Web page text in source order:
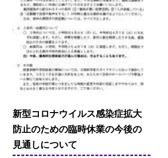
新型コロナウイルス感染症拡大
防止のための臨時休業の今後の
見通しについて